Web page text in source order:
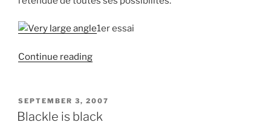
1er essai
Continue reading“Gimli,
métaphore
douteuse”
POSTED
ON
SEPTEMBER 3, 2007
Blackle is black